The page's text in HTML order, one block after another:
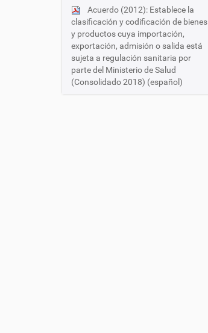
N
a
v
i
g
a
Acuerdo (2012): Establece la
clasificación y codificación de bienes
y productos cuya importación,
exportación, admisión o salida está
sujeta a regulación sanitaria por
parte del Ministerio de Salud
(Consolidado 2018) (español)